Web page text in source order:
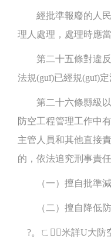
經批準報廢的人民防
理人處理，處理時應當
第二十五條對違反本
法規(guī)已經規(guī)定法
第二十六條縣級以
防空工程管理工作中有
主管人員和其他直接
的，依法追究刑事責
（一）擅自批準減免
（二）擅自降低防空
?。ㄈ┥米詳U大